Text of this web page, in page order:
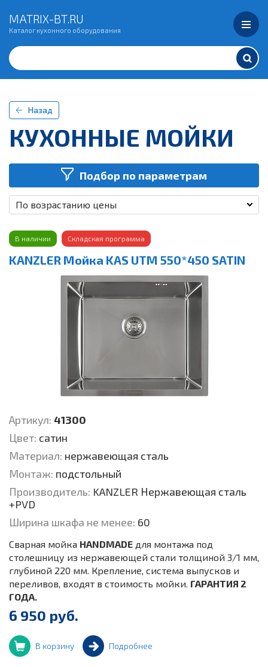
MATRIX-BT.RU
Каталог кухонного оборудования
Назад
КУХОННЫЕ МОЙКИ
Подбор по параметрам
По возрастанию цены
В наличии Складская программа
KANZLER Мойка KAS UTM 550*450 SATIN
Артикул: 41300
Цвет: cатин
Материал: нержавеющая сталь
Монтаж: подстольный
Производитель: KANZLER Нержавеющая сталь
+PVD
Ширина шкафа не менее: 60
Сварная мойка HANDMADE для монтажа под
столешницу из нержавеющей стали толщиной 3/1 мм,
глубиной 220 мм. Крепление, система выпусков и
переливов, входят в стоимость мойки. ГАРАНТИЯ 2
ГОДА.
6 950 руб.
В корзину Подробнее